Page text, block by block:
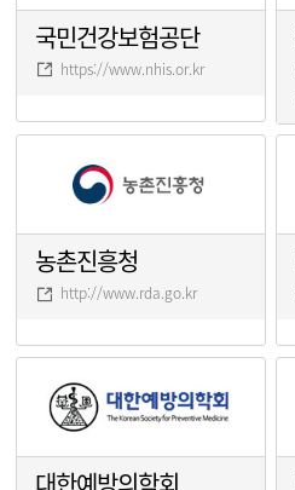
국민건강보험공단
https://www.nhis.or.kr
농촌진흥청
http://www.rda.go.kr
대한예방의학회